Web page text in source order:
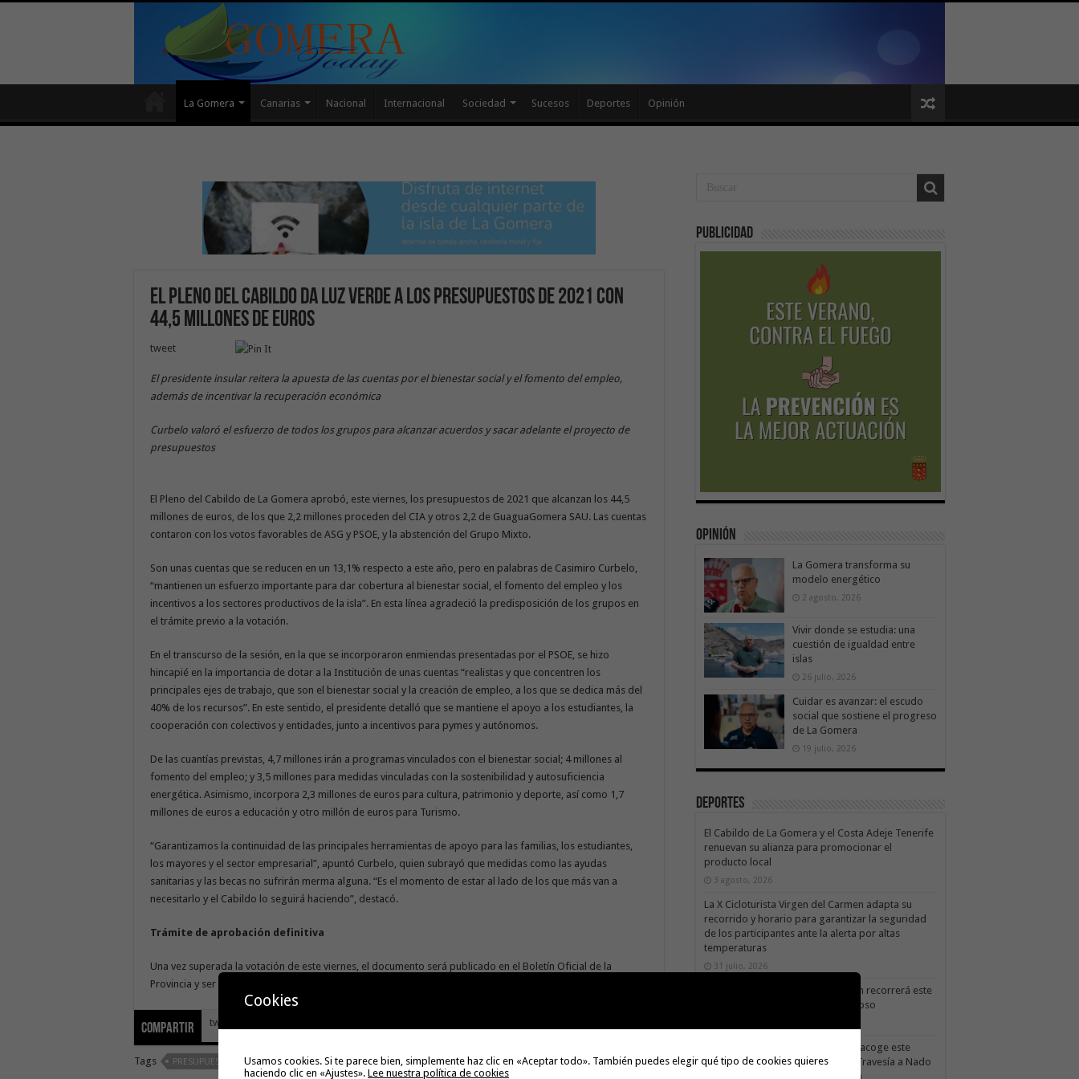
La Gomera Canarias Nacional Internacional Sociedad Sucesos Deportes Opinión
El Pleno del Cabildo da luz verde a los presupuestos de 2021 con
44,5 millones de euros
tweet
El presidente insular reitera la apuesta de las cuentas por el bienestar social y el fomento del empleo,
además de incentivar la recuperación económica
Curbelo valoró el esfuerzo de todos los grupos para alcanzar acuerdos y sacar adelante el proyecto de
presupuestos
El Pleno del Cabildo de La Gomera aprobó, este viernes, los presupuestos de 2021 que alcanzan los 44,5
millones de euros, de los que 2,2 millones proceden del CIA y otros 2,2 de GuaguaGomera SAU. Las cuentas
contaron con los votos favorables de ASG y PSOE, y la abstención del Grupo Mixto.
Son unas cuentas que se reducen en un 13,1% respecto a este año, pero en palabras de Casimiro Curbelo,
“mantienen un esfuerzo importante para dar cobertura al bienestar social, el fomento del empleo y los
incentivos a los sectores productivos de la isla”. En esta línea agradeció la predisposición de los grupos en
el trámite previo a la votación.
En el transcurso de la sesión, en la que se incorporaron enmiendas presentadas por el PSOE, se hizo
hincapié en la importancia de dotar a la Institución de unas cuentas “realistas y que concentren los
principales ejes de trabajo, que son el bienestar social y la creación de empleo, a los que se dedica más del
40% de los recursos”. En este sentido, el presidente detalló que se mantiene el apoyo a los estudiantes, la
cooperación con colectivos y entidades, junto a incentivos para pymes y autónomos.
De las cuantías previstas, 4,7 millones irán a programas vinculados con el bienestar social; 4 millones al
fomento del empleo; y 3,5 millones para medidas vinculadas con la sostenibilidad y autosuficiencia
energética. Asimismo, incorpora 2,3 millones de euros para cultura, patrimonio y deporte, así como 1,7
millones de euros a educación y otro millón de euros para Turismo.
“Garantizamos la continuidad de las principales herramientas de apoyo para las familias, los estudiantes,
los mayores y el sector empresarial”, apuntó Curbelo, quien subrayó que medidas como las ayudas
sanitarias y las becas no sufrirán merma alguna. “Es el momento de estar al lado de los que más van a
necesitarlo y el Cabildo lo seguirá haciendo”, destacó.
Trámite de aprobación definitiva
Una vez superada la votación de este viernes, el documento será publicado en el Boletín Oficial de la
Provincia y ser aprobado definitivamente para su entrada en vigor a partir del 1 de enero de 2021.
Compartir tweet
Tags PRESUPUESTOS
Publicidad
Opinión
La Gomera transforma su
modelo energético
2 agosto, 2026
Vivir donde se estudia: una
cuestión de igualdad entre
islas
26 julio, 2026
Cuidar es avanzar: el escudo
social que sostiene el progreso
de La Gomera
19 julio, 2026
Deportes
El Cabildo de La Gomera y el Costa Adeje Tenerife
renuevan su alianza para promocionar el
producto local
3 agosto, 2026
La X Cicloturista Virgen del Carmen adapta su
recorrido y horario para garantizar la seguridad
de los participantes ante la alerta por altas
temperaturas
31 julio, 2026
La X Cicloturista Virgen del Carmen recorrerá este
sábado los paisajes de Vallehermoso
Valle Gran Rey acoge este
sábado la VII Travesía a Nado
Isla Colombina
Cookies
Usamos cookies. Si te parece bien, simplemente haz clic en «Aceptar todo». También puedes elegir qué tipo de cookies quieres
haciendo clic en «Ajustes». Lee nuestra política de cookies